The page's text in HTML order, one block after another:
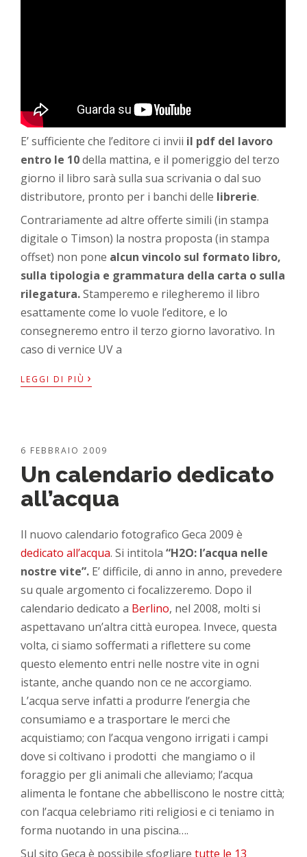
E’ sufficiente che l’editore ci invii il pdf del lavoro
entro le 10della mattina, e il pomeriggio del terzo
giorno il libro sarà sulla sua scrivania o dal suo
distributore, pronto per i banchi delle librerie.
Contrariamente ad altre offerte simili (in stampa
digitale o Timson) la nostra proposta (in stampa
offset) non pone alcun vincolo sul formato libro,
sulla tipologia e grammatura della carta o sulla
rilegatura.Stamperemo e rilegheremo il libro
esattamente come lo vuole l’editore, e lo
consegneremo entro il terzo giorno lavorativo. In
caso di vernice UV a
LEGGI DI PIÙ ›
6 FEBBRAIO 2009
Un calendario dedicato
all’acqua
Il nuovo calendario fotografico Geca 2009 è
dedicato all’acqua. Si intitola“H2O: l’acqua nelle
nostre vite”. E’ difficile, di anno in anno, prevedere
su quale argomento ci focalizzeremo. Dopo il
calendario dedicato a Berlino, nel 2008, molti si
aspettavano un’altra città europea. Invece, questa
volta, ci siamo soffermati a riflettere su come
questo elemento entri nelle nostre vite in ogni
istante, anche quando non ce ne accorgiamo.
L’acqua serve infatti a produrre l’energia che
consumiamo e a trasportare le merci che
acquistiamo; con l’acqua vengono irrigati i campi
dove si coltivano i prodotti che mangiamo o il
foraggio per gli animali che alleviamo; l’acqua
alimenta le fontane che abbelliscono le nostre città;
con l’acqua celebriamo riti religiosi e ci teniamo in
forma nuotando in una piscina….
Sul sito Geca è possibile sfogliaretutte le 13